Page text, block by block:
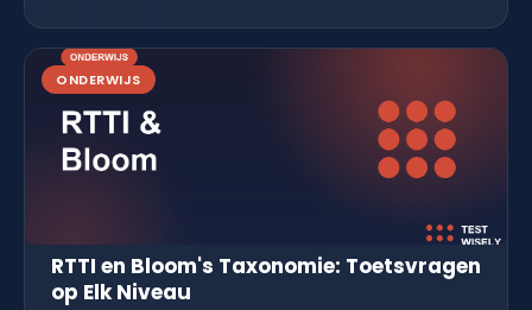
ONDERWIJS
RTTI en Bloom's Taxonomie: Toetsvragen
op Elk Niveau